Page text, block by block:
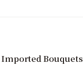
Bouquets